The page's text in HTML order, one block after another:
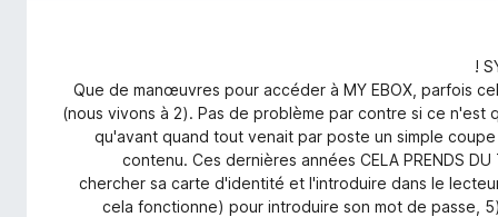
Que de manœuvres pour accéder à MY EBOX, parfois
(nous vivons à 2). Pas de problème par contre si ce
qu'avant quand tout venait par poste un simple
contenu. Ces dernières années CELA PRENDS
chercher sa carte d'identité et l'introduire dans le
cela fonctionne) pour introduire son mot de passe,